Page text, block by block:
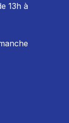
13h à